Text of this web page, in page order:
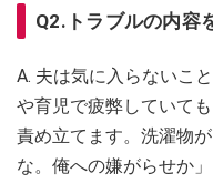
Q2.トラブルの内容
A. 夫は気に入らないこ
や育児で疲弊していて
責め立てます。洗濯物
な。俺への嫌がらせか